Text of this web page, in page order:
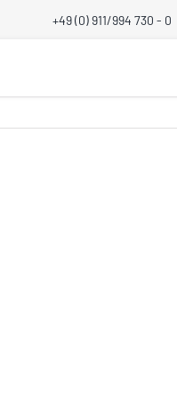
+49 (0) 911/994 730 - 0